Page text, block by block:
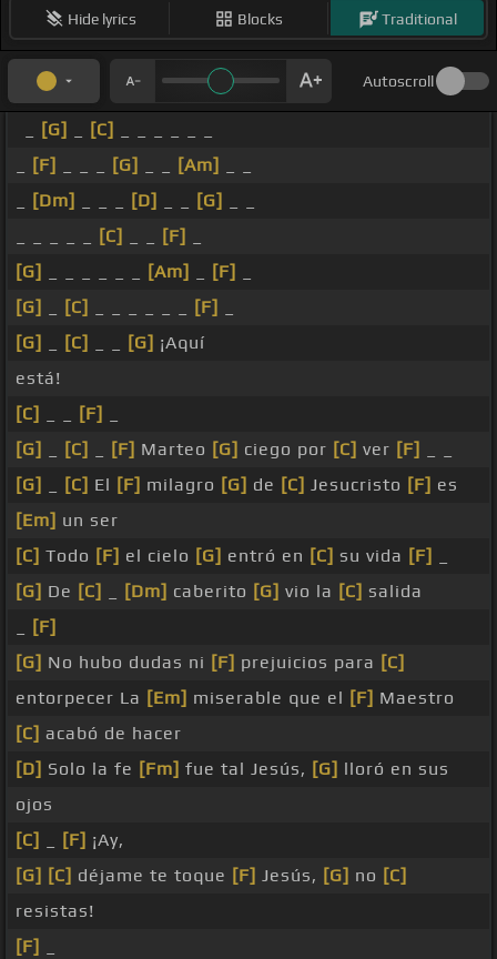
Hide lyrics Blocks Traditional
Autoscroll
[G] [C]
[F] [G] [Am]
[Dm] [D] [G]
[C] [F]
[G]
[Am] [F]
[G]
[C] [F]
[G]
[C] [G] ¡Aquí
está!
[C]
[F]
[G]
[C] [F] Marteo [G] ciego por [C] ver [F]
[G]
[C] El [F] milagro [G] de [C] Jesucristo [F] es
[Em] un ser
[C] Todo [F] el cielo [G] entró en [C] su vida [F]
[G] De [C] [Dm] caberito [G] vio la [C] salida
[F]
[G] No hubo dudas ni [F] prejuicios para [C]
entorpecer La [Em] miserable que el [F] Maestro
[C] acabó de hacer
[D] Solo la fe [Fm] fue tal Jesús, [G] lloró en sus
ojos
[C]
[F] ¡Ay,
[G] [C] déjame te toque [F] Jesús, [G] no [C]
resistas!
[F]